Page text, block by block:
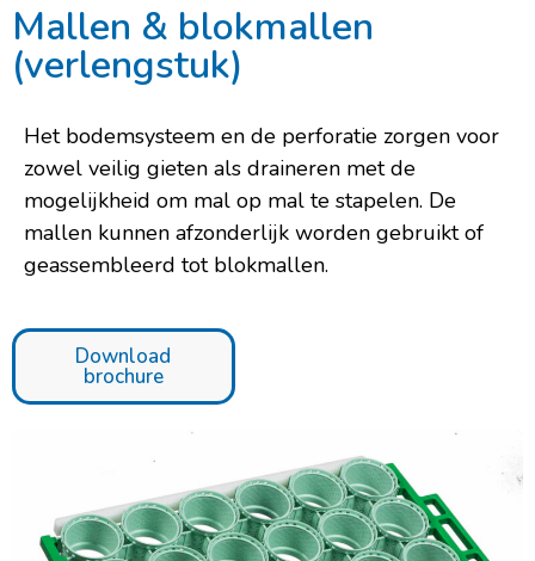
Mallen & blokmallen
(verlengstuk)
Het bodemsysteem en de perforatie zorgen voor
zowel veilig gieten als draineren met de
mogelijkheid om mal op mal te stapelen. De
mallen kunnen afzonderlijk worden gebruikt of
geassembleerd tot blokmallen.
Download
brochure